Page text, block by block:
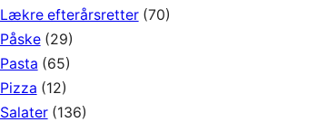
Lækre efterårsretter(70)
Påske(29)
Pasta (65)
Pizza (12)
Salater(136)